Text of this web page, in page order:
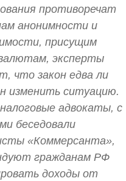
противоречат
анонимности и
присущим
эксперты
что закон едва ли
изменить ситуацию.
адвокаты, с
беседовали
«Коммерсанта»,
гражданам РФ
доходы от